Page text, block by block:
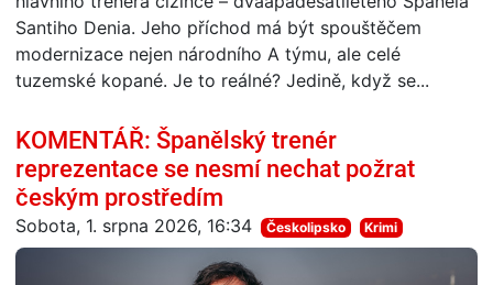
Santiho Denia. Jeho příchod má být spouštěčem
modernizace nejen národního A týmu, ale celé
tuzemské kopané. Je to reálné? Jedině, když se...
KOMENTÁŘ: Španělský trenér
reprezentace se nesmí nechat požrat
českým prostředím
Sobota, 1. srpna 2026, 16:34 Českolipsko Krimi